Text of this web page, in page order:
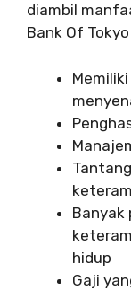
diambil
Bank Of
hidup
Gaji